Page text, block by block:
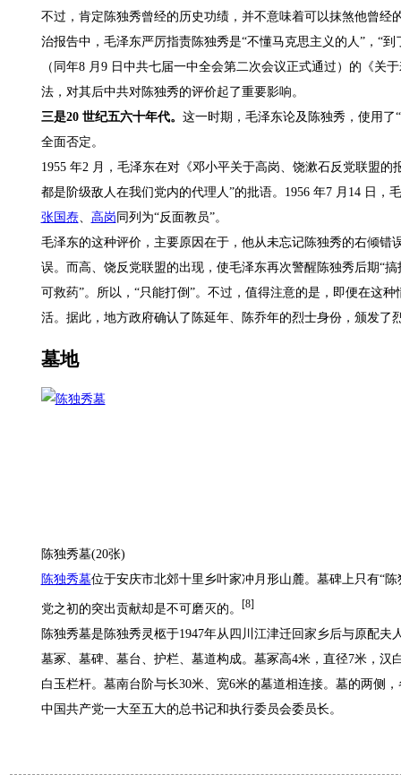
不过，肯定陈独秀曾经的历史功绩，并不意味着可以抹煞他曾
治报告中，毛泽东严厉指责陈独秀是“不懂马克思主义的人”，“
（同年8 月9 日中共七届一中全会第二次会议正式通过）的《关
法，对其后中共对陈独秀的评价起了重要影响。
三是20 世纪五六十年代。 这一时期，毛泽东论及陈独秀，使用了
全面否定。
1955 年2 月，毛泽东在对《邓小平关于高岗、饶漱石反党联盟
都是阶级敌人在我们党内的代理人”的批语。1956 年7 月14 日
张国焘、 高岗 同列为“反面教员”。
毛泽东的这种评价，主要原因在于，他从未忘记陈独秀的右倾
误。而高、饶反党联盟的出现，使毛泽东再次警醒陈独秀后期“
可救药”。所以，“只能打倒”。不过，值得注意的是，即便在这
活。据此，地方政府确认了陈延年、陈乔年的烈士身份，颁发
墓地
陈独秀墓(20张)
陈独秀墓位于安庆市北郊十里乡叶家冲月形山麓。墓碑上只有“
党之初的突出贡献却是不可磨灭的。 [8]
陈独秀墓是陈独秀灵柩于1947年从四川江津迁回家乡后与原配夫
墓冢、墓碑、墓台、护栏、墓道构成。墓冢高4米，直径7米，
白玉栏杆。墓南台阶与长30米、宽6米的墓道相连接。墓的两侧
中国共产党一大至五大的总书记和执行委员会委员长。